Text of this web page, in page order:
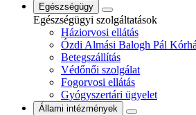
Egészségügy
Egészségügyi szolgáltatások
Háziorvosi ellátás
Ózdi Almási Balogh Pál
Betegszállítás
Védőnői szolgálat
Fogorvosi ellátás
Gyógyszertári ügyelet
Állami intézmények